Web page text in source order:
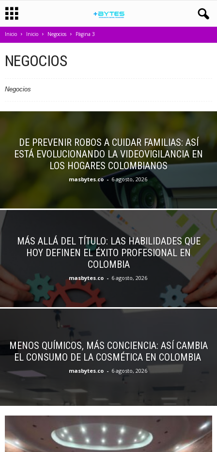
Inicio Inicio Negocios Página 3
NEGOCIOS
Negocios
DE PREVENIR ROBOS A CUIDAR FAMILIAS: ASÍ
ESTÁ EVOLUCIONANDO LA VIDEOVIGILANCIA EN
LOS HOGARES COLOMBIANOS
masbytes.co - 6 agosto, 2026
MÁS ALLÁ DEL TÍTULO: LAS HABILIDADES QUE
HOY DEFINEN EL ÉXITO PROFESIONAL EN
COLOMBIA
masbytes.co - 6 agosto, 2026
MENOS QUÍMICOS, MÁS CONCIENCIA: ASÍ CAMBIA
EL CONSUMO DE LA COSMÉTICA EN COLOMBIA
masbytes.co - 6 agosto, 2026